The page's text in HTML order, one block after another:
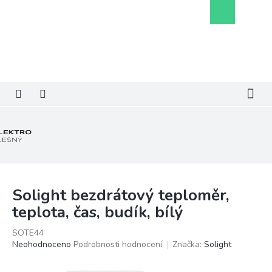
košík
Solight bezdrátový teploměr,
teplota, čas, budík, bílý
SOTE44
Průměrné
Neohodnoceno Podrobnosti hodnocení Značka: Solight